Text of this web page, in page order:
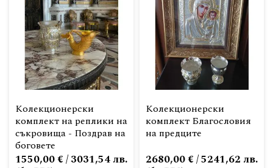
Колекционерски
комплект на реплики на
съкровища - Поздрав на
боговете
1550,00 € / 3031,54 лв.
Колекционерски
комплект Благословия
на предците
2680,00 € / 5241,62 лв.